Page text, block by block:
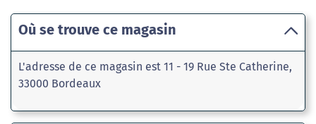
Où se trouve ce magasin
L'adresse de ce magasin est 11 - 19 Rue Ste Catherine,
33000 Bordeaux